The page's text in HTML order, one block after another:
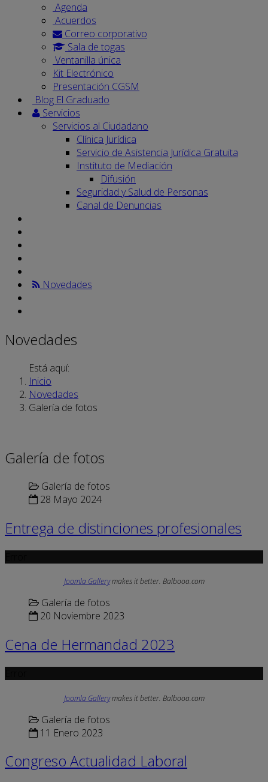
Agenda
Acuerdos
Correo corporativo
Sala de togas
Ventanilla única
Kit Electrónico
Presentación CGSM
Blog El Graduado
Servicios
Servicios al Ciudadano
Clínica Jurídica
Servicio de Asistencia Jurídica Gratuita
Instituto de Mediación
Difusión
Seguridad y Salud de Personas
Canal de Denuncias
Novedades
Novedades
Está aquí:
Inicio
Novedades
Galería de fotos
Galería de fotos
Galería de fotos
28 Mayo 2024
Entrega de distinciones profesionales
Joomla Gallerymakes it better. Balbooa.com
Galería de fotos
20 Noviembre 2023
Cena de Hermandad 2023
Joomla Gallerymakes it better. Balbooa.com
Galería de fotos
11 Enero 2023
Congreso Actualidad Laboral